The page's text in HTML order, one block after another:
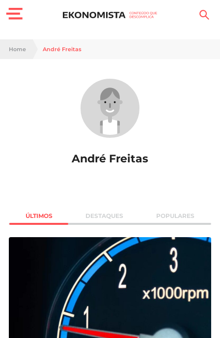
Finanças Pessoais
Sociedade
Negócios
Mundial 2026
Home André Freitas
André Freitas
ÚLTIMOS DESTAQUES POPULARES